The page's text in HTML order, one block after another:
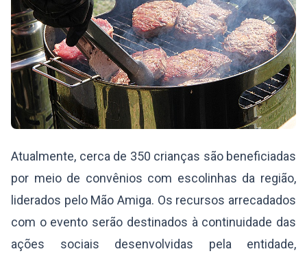
Atualmente, cerca de 350 crianças são beneficiadas
por meio de convênios com escolinhas da região,
liderados pelo Mão Amiga. Os recursos arrecadados
com o evento serão destinados à continuidade das
ações sociais desenvolvidas pela entidade,